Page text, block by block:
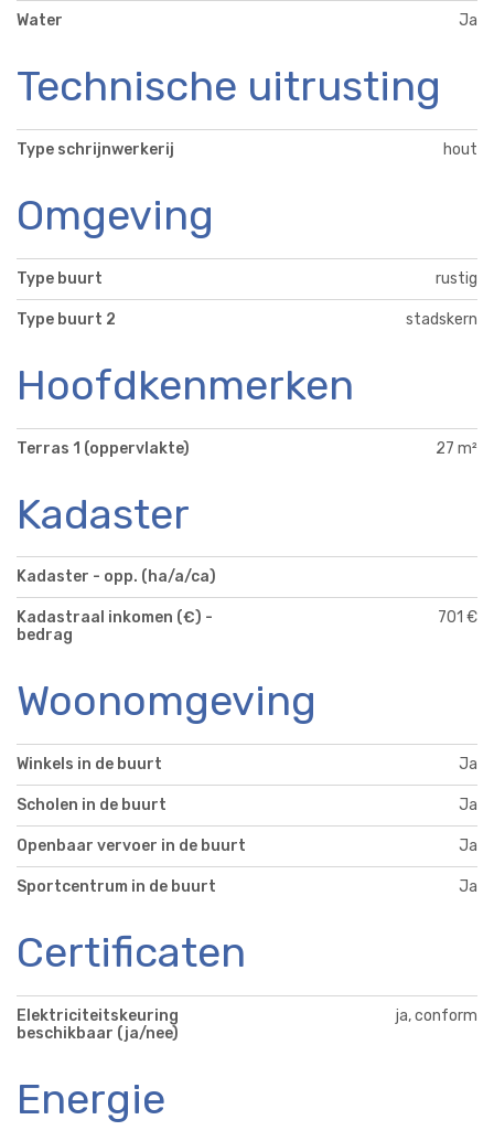
Water Ja
Technische uitrusting
Type schrijnwerkerij hout
Omgeving
Type buurt rustig
Type buurt 2 stadskern
Hoofdkenmerken
Terras 1 (oppervlakte) 27 m²
Kadaster
Kadaster - opp. (ha/a/ca)
Kadastraal inkomen (€) -
bedrag
701 €
Woonomgeving
Winkels in de buurt Ja
Scholen in de buurt Ja
Openbaar vervoer in de buurt Ja
Sportcentrum in de buurt Ja
Certificaten
Elektriciteitskeuring
beschikbaar (ja/nee)
ja, conform
Energie